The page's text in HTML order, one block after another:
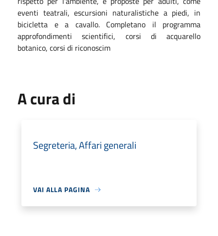
eventi teatrali, escursioni naturalistiche a piedi, in
bicicletta e a cavallo. Completano il programma
approfondimenti scientifici, corsi di acquarello
botanico, corsi di riconoscim
A cura di
Segreteria, Affari generali
VAI ALLA PAGINA